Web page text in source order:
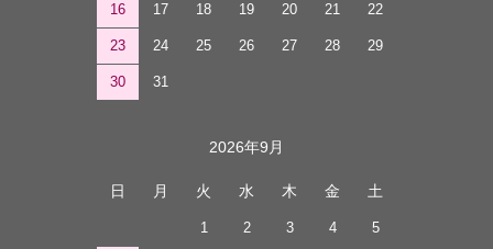
16 17 18 19 20 21 22
23 24 25 26 27 28 29
30 31
2026年9月
日 月 火 水 木 金 土
1 2 3 4 5